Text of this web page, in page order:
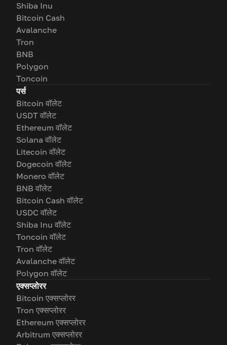
Shiba Inu
Bitcoin Cash
Avalanche
Tron
BNB
Polygon
Toncoin
पर्स
Bitcoin वॉलेट
USDT वॉलेट
Ethereum वॉलेट
Solana वॉलेट
Litecoin वॉलेट
Dogecoin वॉलेट
Monero वॉलेट
BNB वॉलेट
Bitcoin Cash वॉलेट
USDC वॉलेट
Shiba Inu वॉलेट
Toncoin वॉलेट
Tron वॉलेट
Avalanche वॉलेट
Polygon वॉलेट
एक्सप्लोरर
Bitcoin एक्सप्लोरर
Tron एक्सप्लोरर
Ethereum एक्सप्लोरर
Arbitrum एक्सप्लोरर